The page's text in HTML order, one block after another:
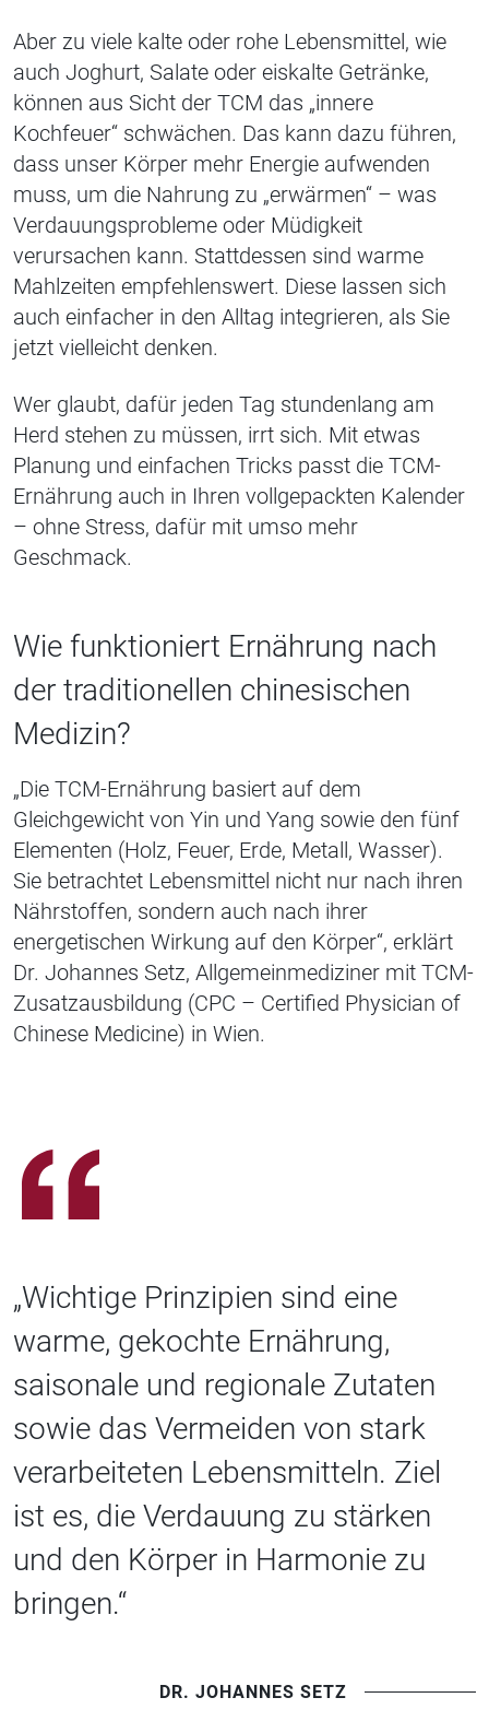
Aber zu viele kalte oder rohe Lebensmittel, wie
auch Joghurt, Salate oder eiskalte Getränke,
können aus Sicht der TCM das „innere
Kochfeuer“ schwächen. Das kann dazu führen,
dass unser Körper mehr Energie aufwenden
muss, um die Nahrung zu „erwärmen“ – was
Verdauungsprobleme oder Müdigkeit
verursachen kann. Stattdessen sind warme
Mahlzeiten empfehlenswert. Diese lassen sich
auch einfacher in den Alltag integrieren, als Sie
jetzt vielleicht denken.
Wer glaubt, dafür jeden Tag stundenlang am
Herd stehen zu müssen, irrt sich. Mit etwas
Planung und einfachen Tricks passt die TCM-
Ernährung auch in Ihren vollgepackten Kalender
– ohne Stress, dafür mit umso mehr
Geschmack.
Wie funktioniert Ernährung nach
der traditionellen chinesischen
Medizin?
„Die TCM-Ernährung basiert auf dem
Gleichgewicht von Yin und Yang sowie den fünf
Elementen (Holz, Feuer, Erde, Metall, Wasser).
Sie betrachtet Lebensmittel nicht nur nach ihren
Nährstoffen, sondern auch nach ihrer
energetischen Wirkung auf den Körper“, erklärt
Dr. Johannes Setz, Allgemeinmediziner mit TCM-
Zusatzausbildung (CPC – Certified Physician of
Chinese Medicine) in Wien.
„Wichtige Prinzipien sind eine
warme, gekochte Ernährung,
saisonale und regionale Zutaten
sowie das Vermeiden von stark
verarbeiteten Lebensmitteln. Ziel
ist es, die Verdauung zu stärken
und den Körper in Harmonie zu
bringen.“
DR. JOHANNES SETZ